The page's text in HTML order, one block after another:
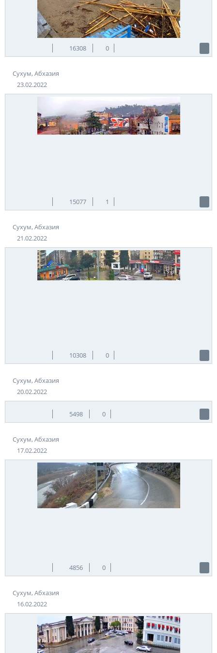
научное направление.
В 1958 г. здесь открыли центр приматологии, которой стал
базой для изучения онкологических заболеваний. Кроме
того, порядка 12 макак готовили для космических полетов.
Также здесь создали и протестировали вакцины против
полиомиелита, кори, гепатита, проводили исследования
В период грузино-абхазского конфликта питомник понес
значительные потери. Из порядка 2 тыс. обезьян выжить
удалось лишь нескольким десяткам. Чтобы спасти животных,
некоторых пришлось отправить в Россию.
Сегодня обезьяний питомник постепенно восстанавливают.
Сейчас здесь содержится около 300 приматов. Большая
часть из них – макаки-резус.
16308 0
Сухум, Абхазия
23.02.2022
15077 1
Сухум, Абхазия
21.02.2022
10308 0
Сухум, Абхазия
20.02.2022
5498 0
Сухум, Абхазия
17.02.2022
4856 0
Сухум, Абхазия
16.02.2022